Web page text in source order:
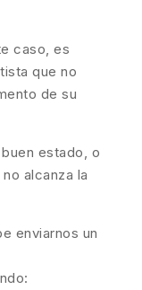
caso, es
que no
de su
estado, o
alcanza la
enviarnos un